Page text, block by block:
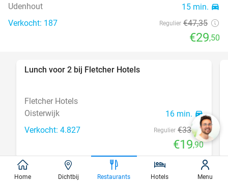
Udenhout 15 min. directions_car
Verkocht: 187 Regulier €47,35
€29,50
Lunch voor 2 bij Fletcher Hotels
Fletcher Hotels
Oisterwijk
16 min. directions_car
Verkocht: 4.827 Regulier €33
€19,90
Home Dichtbij Restaurants Hotels Menu